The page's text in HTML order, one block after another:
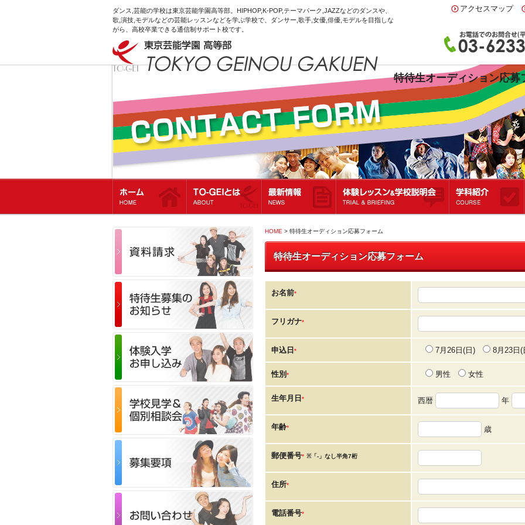
ダンス,芸能の学校は東京芸能学園高等部。HIPHOP,K-POP,テーマパーク,JAZZなどのダンスや、
歌,演技,モデルなどの芸能レッスンなどを学ぶ学校で、ダンサー,歌手,女優,俳優,モデルを目指しな
がら、高校卒業できる通信制サポート校です。
アクセスマップ
特待生オーディション応募
HOME > 特待生オーディション応募フォーム
特待生オーディション応募フォーム
お名前*
フリガナ*
申込日 * 7月26日(日) 8月23日(
性別 * 男性 女性
生年月日 * 西暦 年
年齢* 歳
郵便番号* ※「-」なし半角7桁
住所*
電話番号*